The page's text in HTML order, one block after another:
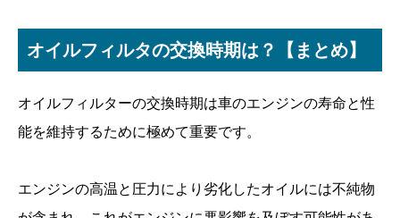
オイルフィルタの交換時期は？【まとめ】
オイルフィルターの交換時期は車のエンジンの寿命と性
能を維持するために極めて重要です。
エンジンの高温と圧力により劣化したオイルには不純物